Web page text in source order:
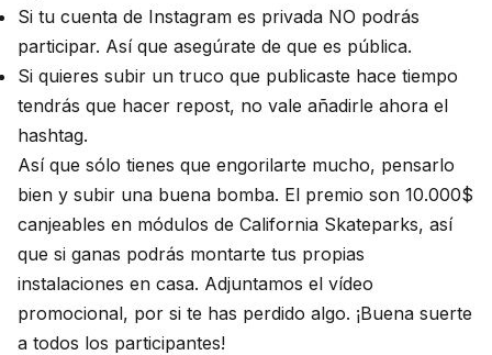
Si tu cuenta de Instagram es privada NO podrás
participar. Así que asegúrate de que es pública.
Si quieres subir un truco que publicaste hace tiempo
tendrás que hacer repost, no vale añadirle ahora el
hashtag.
Así que sólo tienes que engorilarte mucho, pensarlo
bien y subir una buena bomba. El premio son 10.000$
canjeables en módulos de California Skateparks, así
que si ganas podrás montarte tus propias
instalaciones en casa. Adjuntamos el vídeo
promocional, por si te has perdido algo. ¡Buena suerte
a todos los participantes!